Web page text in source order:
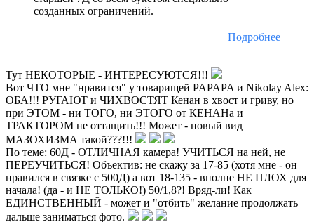
созданных ограничений.
Подробнее
Тут НЕКОТОРЫЕ - ИНТЕРЕСУЮТСЯ!!!
Вот ЧТО мне "нравится" у товарищей PAPAPA и Nikolay Alex:
ОБА!!! РУГАЮТ и ЧИХВОСТЯТ Кенан в хвост и гриву, но
при ЭТОМ - ни ТОГО, ни ЭТОГО от КЕНАНа и
ТРАКТОРОМ не оттащить!!! Может - новый вид
МАЗОХИЗМА такой???!!!
По теме: 60Д - ОТЛИЧНАЯ камера! УЧИТЬСЯ на ней, не
ПЕРЕУЧИТЬСЯ! Объектив: не скажу за 17-85 (хотя мне - он
нравился в связке с 500Д) а вот 18-135 - вполне НЕ ПЛОХ для
начала! (да - и НЕ ТОЛЬКО!) 50/1,8?! Вряд-ли! Как
ЕДИНСТВЕННЫЙ - может и "отбить" желание продолжать
дальше заниматься фото.